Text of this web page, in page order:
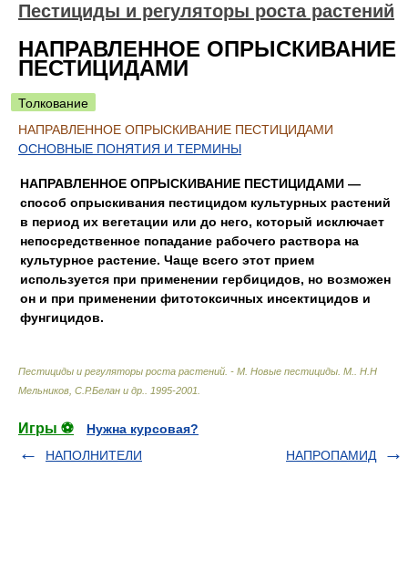
Пестициды и регуляторы роста растений
НАПРАВЛЕННОЕ ОПРЫСКИВАНИЕ
ПЕСТИЦИДАМИ
Толкование
НАПРАВЛЕННОЕ ОПРЫСКИВАНИЕ ПЕСТИЦИДАМИ
ОСНОВНЫЕ ПОНЯТИЯ И ТЕРМИНЫ
НАПРАВЛЕННОЕ ОПРЫСКИВАНИЕ ПЕСТИЦИДАМИ —
способ опрыскивания пестицидом культурных растений
в период их вегетации или до него, который исключает
непосредственное попадание рабочего раствора на
культурное растение. Чаще всего этот прием
используется при применении гербицидов, но возможен
он и при применении фитотоксичных инсектицидов и
фунгицидов.
Пестициды и регуляторы роста растений. - М. Новые пестициды. М.
Н.Н
Мельников, С.Р.Белан и др.
1995-2001
Игры ⚽
Нужна курсовая?
НАПОЛНИТЕЛИ
НАПРОПАМИД